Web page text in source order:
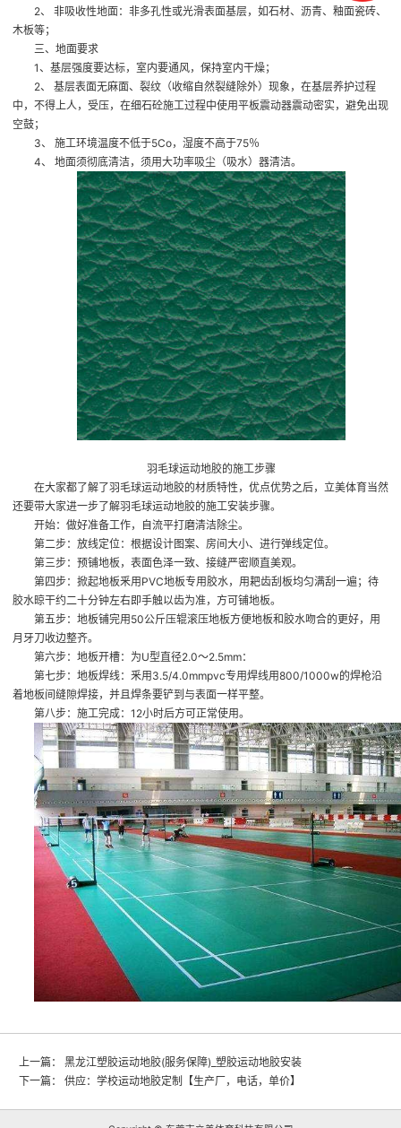
2、 非吸收性地面：非多孔性或光滑表面基层，如石材、沥青、釉面瓷砖、
木板等；
三、地面要求
1、基层强度要达标，室内要通风，保持室内干燥；
2、 基层表面无麻面、裂纹（收缩自然裂缝除外）现象，在基层养护过程
中，不得上人，受压，在细石砼施工过程中使用平板震动器震动密实，避免出现
空鼓；
3、 施工环境温度不低于5Co，湿度不高于75％
4、 地面须彻底清洁，须用大功率吸尘（吸水）器清洁。
羽毛球运动地胶的施工步骤
在大家都了解了羽毛球运动地胶的材质特性，优点优势之后，立美体育当然
还要带大家进一步了解羽毛球运动地胶的施工安装步骤。
开始：做好准备工作，自流平打磨清洁除尘。
第二步：放线定位：根据设计图案、房间大小、进行弹线定位。
第三步：预铺地板，表面色泽一致、接缝严密顺直美观。
第四步：掀起地板釆用PVC地板专用胶水，用耙齿刮板均匀满刮一遍；待
胶水晾干约二十分钟左右即手触以齿为准，方可铺地板。
第五步：地板铺完用50公斤压辊滚压地板方便地板和胶水吻合的更好，用
月牙刀收边整齐。
第六步：地板开槽：为U型直径2.0～2.5mm：
第七步：地板焊线：釆用3.5/4.0mmpvc专用焊线用800/1000w的焊枪沿
着地板间缝隙焊接，并且焊条要铲到与表面一样平整。
第八步：施工完成：12小时后方可正常使用。
上一篇：
黑龙江塑胶运动地胶(服务保障)_塑胶运动地胶安装
下一篇：
供应：学校运动地胶定制【生产厂，电话，单价】